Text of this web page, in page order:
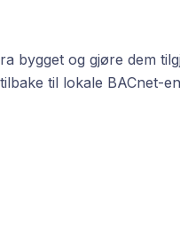
bygget og gjøre dem
til lokale BACnet-